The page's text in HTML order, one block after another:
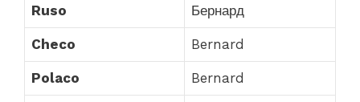
Ruso Бернард
Checo Bernard
Polaco Bernard